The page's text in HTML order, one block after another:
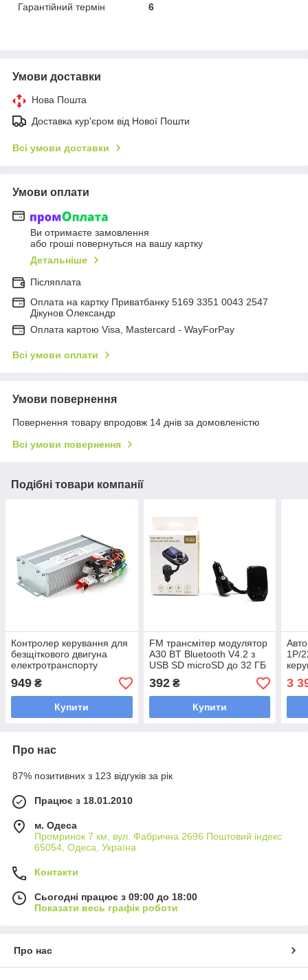
Гарантійний термін
6
Умови доставки
Нова Пошта
Доставка кур'єром від Нової Пошти
Всі умови доставки
Умови оплати
Ви отримаєте замовлення
або гроші повернуться на вашу картку
Детальніше
Післяплата
Оплата на картку Приватбанку 5169 3351 0043 2547
Дікунов Олександр
Оплата картою Visa, Mastercard - WayForPay
Всі умови оплати
Умови повернення
Повернення товару впродовж 14 днів за домовленістю
Всі умови повернення
Подібні товари компанії
Контролер керування для
безщіткового двигуна
електротранспорту
48V/60V/64V-500W, 32A
949 ₴
Купити
FM трансмітер модулятор
A30 BT Bluetooth V4.2 з
USB SD microSD до 32 ГБ
заряджання QC 3.0 екран
1.4 дюйма 12-24V
392₴
Купити
1P/
3
Про нас
87% позитивних з 123 відгуків за рік
Працює з 18.01.2010
м. Одеса
Промринок 7 км, вул. Фабрична 2696 Поштовий індекс
65054, Одеса, Україна
Контакти
Сьогодні працює з 09:00 до 18:00
Показати весь графік роботи
Про нас